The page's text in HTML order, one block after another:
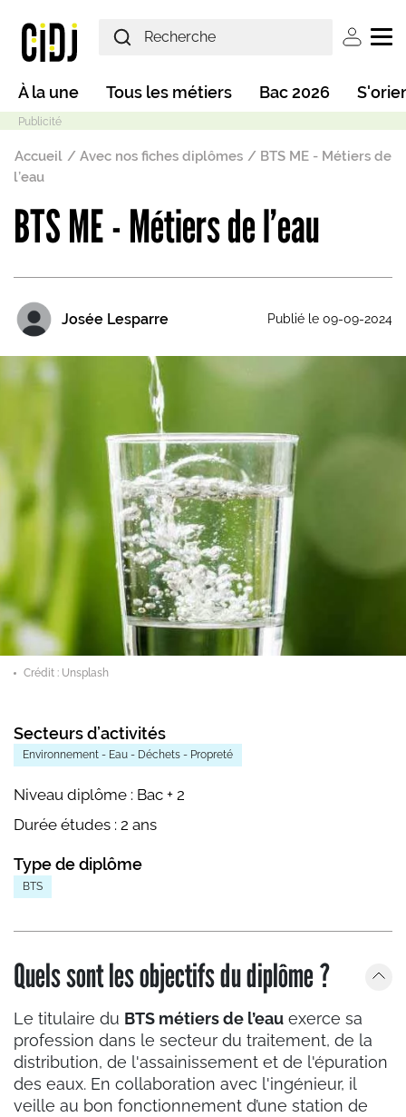
User
Main navigation
À la une Tous les métiers Bac 2026
Mode sombre
Fil d'Ariane
Accueil Avec nos fiches diplômes
BTS ME - Métiers de
l’eau
BTS ME - Métiers de l’eau
Josée Lesparre Publié le 09-09-2024
Crédit : Unsplash
Secteurs d’activités
Environnement - Eau - Déchets - Propreté
Niveau diplôme : Bac + 2
Durée études : 2 ans
Type de diplôme
BTS
Quels sont les objectifs du diplôme ?
Le titulaire du BTS métiers de l’eau exerce sa
profession dans le secteur du traitement, de la
distribution, de l'assainissement et de l'épuration
des eaux. En collaboration avec l'ingénieur, il
veille au bon fonctionnement d’une station de